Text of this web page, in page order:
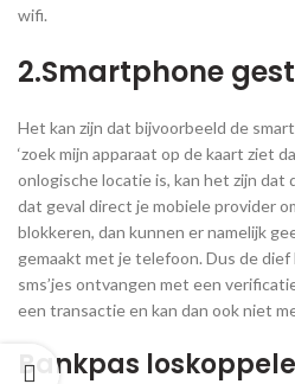
wifi.
2.Smartphone
Het kan zijn dat bijvoorbeeld de
‘zoek mijn apparaat op de kaart ziet
onlogische locatie is, kan het zijn dat
dat geval direct je mobiele provider
blokkeren, dan kunnen er namelijk
gemaakt met je telefoon. Dus de
sms’jes ontvangen met een
een transactie en kan dan ook niet
Bankpas